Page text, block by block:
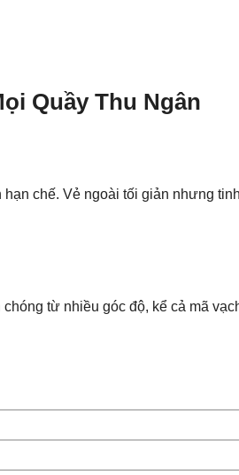
Quầy Thu Ngân
chế. Vẻ ngoài tối giản nhưng
từ nhiều góc độ, kể cả mã